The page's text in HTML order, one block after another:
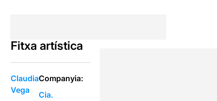
Fitxa artística
Claudia
Vega
Companyia:
Cia.